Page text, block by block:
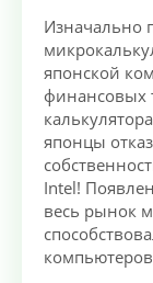
Изначально
японской
финансовых
японцы
Intel!
весь рынок